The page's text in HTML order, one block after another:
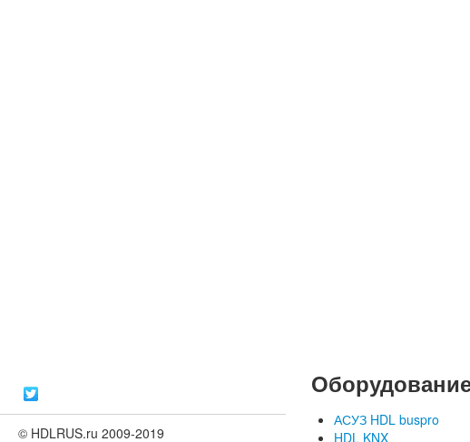
© HDLRUS.ru 2009-2019
АСУЗ HDL buspro
HDL KNX